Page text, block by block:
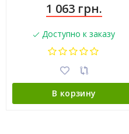
1 063 грн.
Доступно к заказу
В корзину